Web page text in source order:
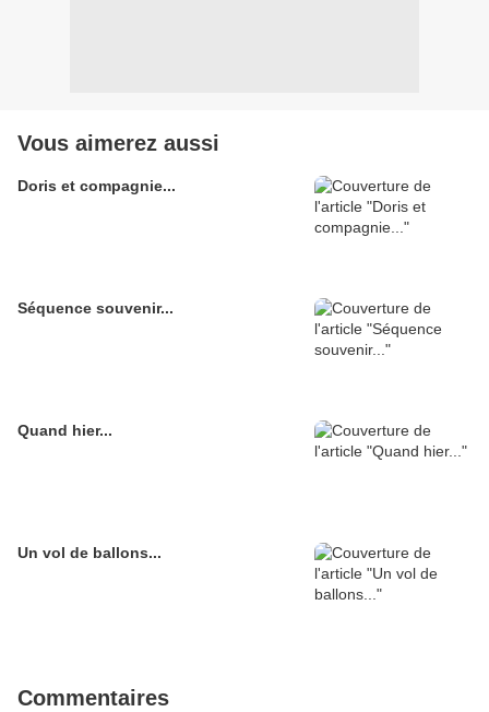
Vous aimerez aussi
Doris et compagnie...
Séquence souvenir...
Quand hier...
Un vol de ballons...
Commentaires